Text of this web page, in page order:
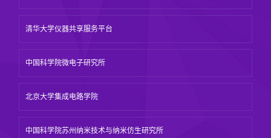
清华大学仪器共享服务平台
中国科学院微电子研究所
北京大学集成电路学院
中国科学院苏州纳米技术与纳米仿生研究所